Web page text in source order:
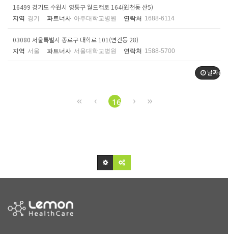
16499 경기도 수원시 영통구 월드컵로 164(원천동 산5)
지역 경기 파트너사 아주대학교병원 연락처 1688-6114
03080 서울특별시 종로구 대학로 101(연건동 28)
지역 서울 파트너사 서울대학교병원 연락처 1588-5700
날짜순
16